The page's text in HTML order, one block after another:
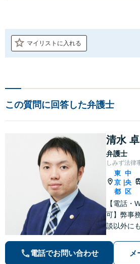
マイリストに入れる
この質問に回答した弁護士
清水 卓
弁護士
しみず法律
東
京
都
|
中
央
区
【電話・
可】弊事
談以外に
弁護士に
不安が和
電話でお問い合わせ メ